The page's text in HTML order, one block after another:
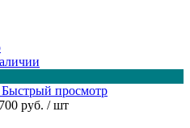
Быстрый просмотр
руб. / шт